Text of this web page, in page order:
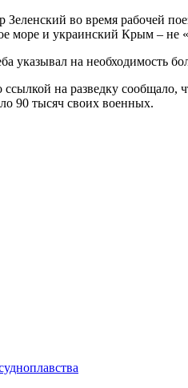
во время рабочей
море и украинский Крым – не
на необходимость
на разведку
90 тысяч своих военных.